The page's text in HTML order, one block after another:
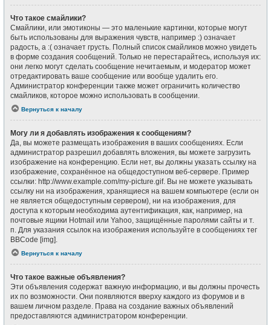
Что такое смайлики?
Смайлики, или эмотиконы — это маленькие картинки, которые могут
быть использованы для выражения чувств, например :) означает
радость, а :( означает грусть. Полный список смайликов можно увидеть
в форме создания сообщений. Только не перестарайтесь, используя их:
они легко могут сделать сообщение нечитаемым, и модератор может
отредактировать ваше сообщение или вообще удалить его.
Администратор конференции также может ограничить количество
смайликов, которое можно использовать в сообщении.
Вернуться к началу
Могу ли я добавлять изображения к сообщениям?
Да, вы можете размещать изображения в ваших сообщениях. Если
администратор разрешил добавлять вложения, вы можете загрузить
изображение на конференцию. Если нет, вы должны указать ссылку на
изображение, сохранённое на общедоступном веб-сервере. Пример
ссылки: http://www.example.com/my-picture.gif. Вы не можете указывать
ссылку ни на изображения, хранящиеся на вашем компьютере (если он
не является общедоступным сервером), ни на изображения, для
доступа к которым необходима аутентификация, как, например, на
почтовые ящики Hotmail или Yahoo, защищённые паролями сайты и т.
п. Для указания ссылок на изображения используйте в сообщениях тег
BBCode [img].
Вернуться к началу
Что такое важные объявления?
Эти объявления содержат важную информацию, и вы должны прочесть
их по возможности. Они появляются вверху каждого из форумов и в
вашем личном разделе. Права на создание важных объявлений
предоставляются администратором конференции.